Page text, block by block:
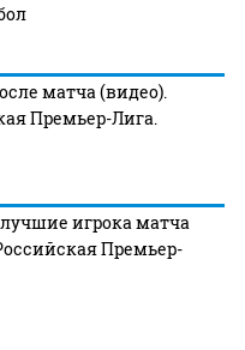
матча (видео).
Премьер-Лига.
игрока матча
Премьер-